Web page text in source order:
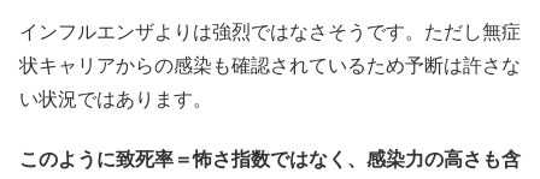
インフルエンザよりは強烈ではなさそうです。ただし無症
状キャリアからの感染も確認されているため予断は許さな
い状況ではあります。
このように致死率＝怖さ指数ではなく、感染力の高さも含